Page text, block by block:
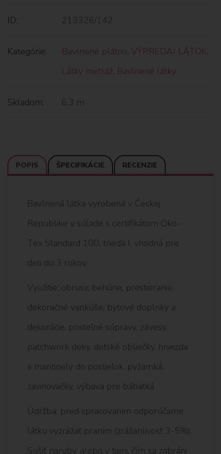
ID: 213326/142
Kategórie: Bavlnené plátno, VÝPREDAJ LÁTOK,
Látky metráž, Bavlnené látky
Skladom: 6.3 m
POPIS ŠPECIFIKÁCIE RECENZIE
Bavlnená látka vyrobená v Českej
Republike v súlade s certifikátom Öko-
Tex Standard 100, trieda I. vhodná pre
deti do 3 rokov.
Využitie: obrusy, behúne, prestieranie,
dekoračné vankúše, bytové doplnky a
dekorácie, posteľné súpravy, závesy,
patchwork deky, detské obliečky, hniezda
a mantinely do postieľok, pyžamká,
zavinovačky, výbava pre bábätká
Údržba: pred spracovaním odporúčame
látku vyzrážať praním (zrážanlivosť 3-5%).
Sušiť naruby, alebo v tieni, čím sa zabráni